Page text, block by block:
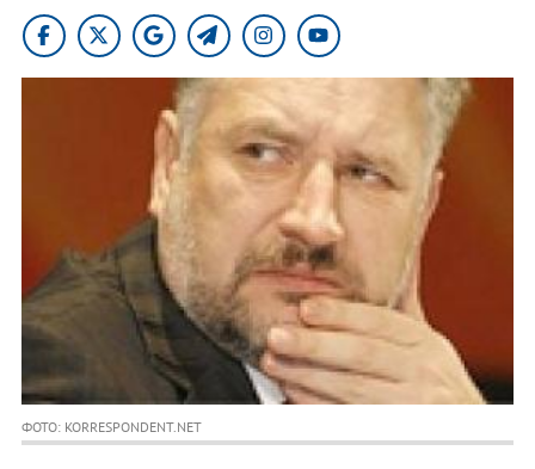
ФОТО: KORRESPONDENT.NET